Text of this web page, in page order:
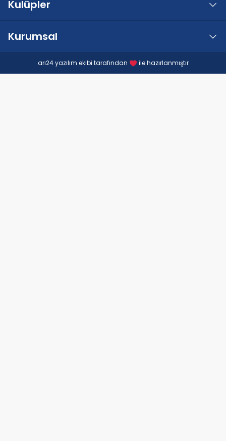
Kulüpler
Kurumsal
arı24 yazılım ekibi tarafından ile hazırlanmıştır